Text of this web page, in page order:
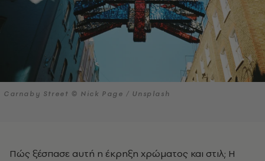
Carnaby Street © Nick Page / Unsplash
Πώς ξέσπασε αυτή η έκρηξη χρώματος και στιλ; Η